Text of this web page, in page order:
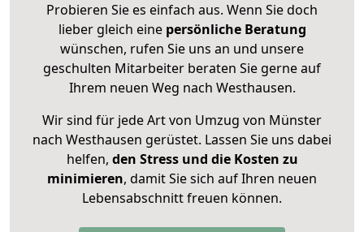
Probieren Sie es einfach aus. Wenn Sie doch
lieber gleich eine persönliche Beratung
wünschen, rufen Sie uns an und unsere
geschulten Mitarbeiter beraten Sie gerne auf
Ihrem neuen Weg nach Westhausen.
Wir sind für jede Art von Umzug von Münster
nach Westhausen gerüstet. Lassen Sie uns dabei
helfen, den Stress und die Kosten zu
minimieren, damit Sie sich auf Ihren neuen
Lebensabschnitt freuen können.